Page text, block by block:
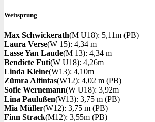
Weitsprung
Max Schwickerath(M U18): 5,11m (PB)
Laura Verse(W 15): 4,34 m
Lasse Yan Laude(M 13): 4,34 m
Bendicte Futi(W U18): 4,26m
Linda Kleine(W13): 4,10m
Zümra Altintas(W12): 4,02 m (PB)
Sofie Wernemann(W U18): 3,92m
Lina Paulußen(W13): 3,75 m (PB)
Mia Müller(W12): 3,75 m (PB)
Finn Strack(M12): 3,55m (PB)